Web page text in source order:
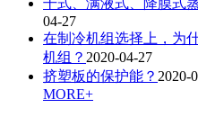
干式、满液式、降膜式
04-27
在制冷机组选择上，为
机组？ 2020-04-27
挤塑板的保护能？ 2020-
MORE+